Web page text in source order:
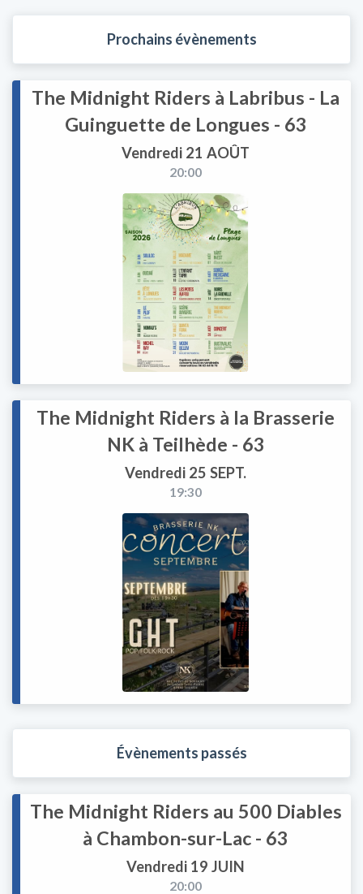
Prochains évènements
The Midnight Riders à Labribus - La
Guinguette de Longues - 63
Vendredi 21 AOÛT
20:00
The Midnight Riders à la Brasserie
NK à Teilhède - 63
Vendredi 25 SEPT.
19:30
Évènements passés
The Midnight Riders au 500 Diables
à Chambon-sur-Lac - 63
Vendredi 19 JUIN
20:00